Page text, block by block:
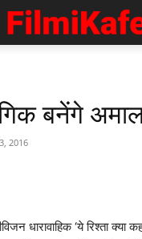
बनेंगे
2016
धारावाहिक ‘ये रिश्ता क्या